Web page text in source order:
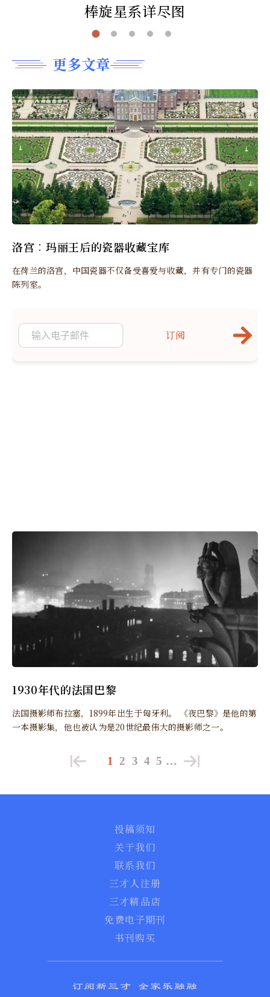
棒旋星系详尽图
更多文章
洛宫︰玛丽王后的瓷器收藏宝库
在荷兰的洛宫，中国瓷器不仅备受喜爱与收藏，并有专门的瓷器
陈列室。
1930年代的法国巴黎
法国摄影师布拉塞，1899年出生于匈牙利。 《夜巴黎》是他的第
一本摄影集，他也被认为是20世纪最伟大的摄影师之一。
订阅
1 2 3 4 5 …
投稿须知
关于我们
联系我们
三才人注册
三才精品店
免费电子期刊
书刊购买
订阅新三才 全家乐融融